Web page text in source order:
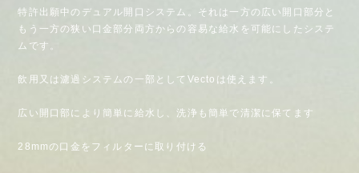
特許出願中のデュアル開口システム。それは一方の広い開口部分と
もう一方の狭い口金部分両方からの容易な給水を可能にしたシステ
ムです。
飲用又は濾過システムの一部としてVectoは使えます。
広い開口部により簡単に給水し、洗浄も簡単で清潔に保てます
28mmの口金をフィルターに取り付ける